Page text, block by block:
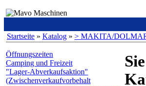
Startseite » Katalog » > MAKITA/DOLMAR
Öffnungszeiten
Camping und Freizeit
"Lager-Abverkaufsaktion"
(Zwischenverkaufvorbehalt